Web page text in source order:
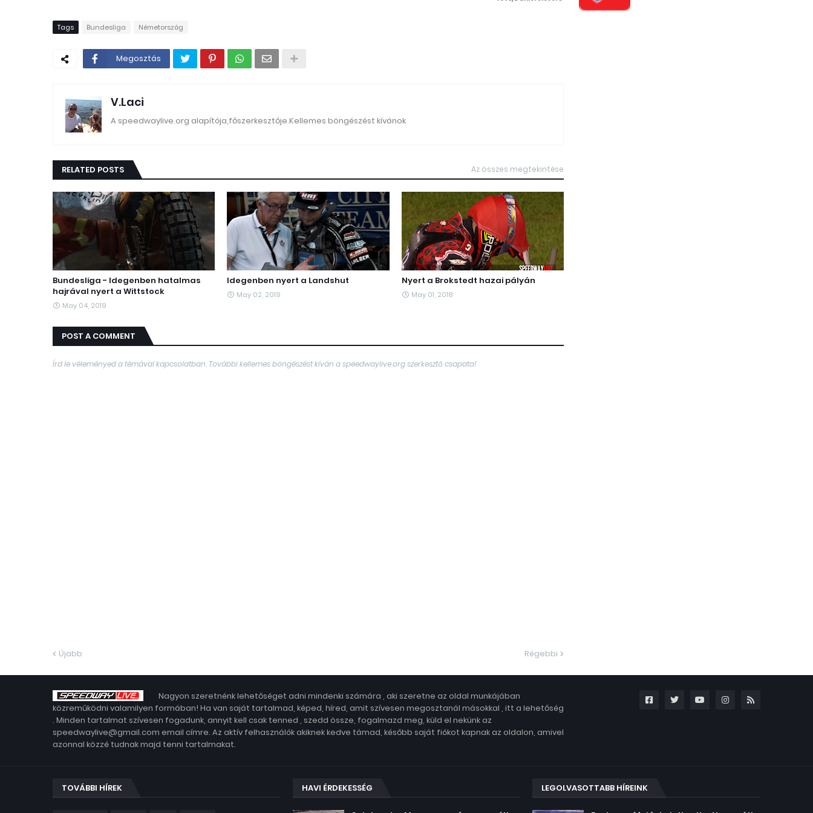
Tags Bundesliga Németország
Megosztás
V.Laci
A speedwaylive.org alapítója,főszerkesztője.Kellemes böngészést kívánok
RELATED POSTS Az összes megtekintése
Bundesliga - Idegenben hatalmas
hajrával nyert a Wittstock
May 04, 2019
Idegenben nyert a Landshut
May 02, 2019
Nyert a Brokstedt hazai pályán
May 01, 2018
POST A COMMENT
Írd le véleményed a témával kapcsolatban. További kellemes böngészést kíván a speedwaylive.org szerkesztő csapata!
Újabb Régebbi
Nagyon szeretnénk lehetőséget adni mindenki számára , aki szeretne az oldal munkájában
közreműködni valamilyen formában! Ha van saját tartalmad, képed, híred, amit szívesen megosztanál másokkal , itt a lehetőség
. Minden tartalmat szívesen fogadunk, annyit kell csak tenned , szedd össze, fogalmazd meg, küld el nekünk az
speedwaylive@gmail.com email címre. Az aktív felhasználók akiknek kedve támad, később saját fiókot kapnak az oldalon, amivel
azonnal közzé tudnak majd tenni tartalmakat.
TOVÁBBI HÍREK HAVI ÉRDEKESSÉG LEGOLVASOTTABB HÍREINK